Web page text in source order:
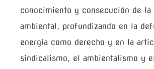
conocimiento y consecución de
ambiental, profundizando en la
energía como derecho y en la
sindicalismo, el ambientalismo y